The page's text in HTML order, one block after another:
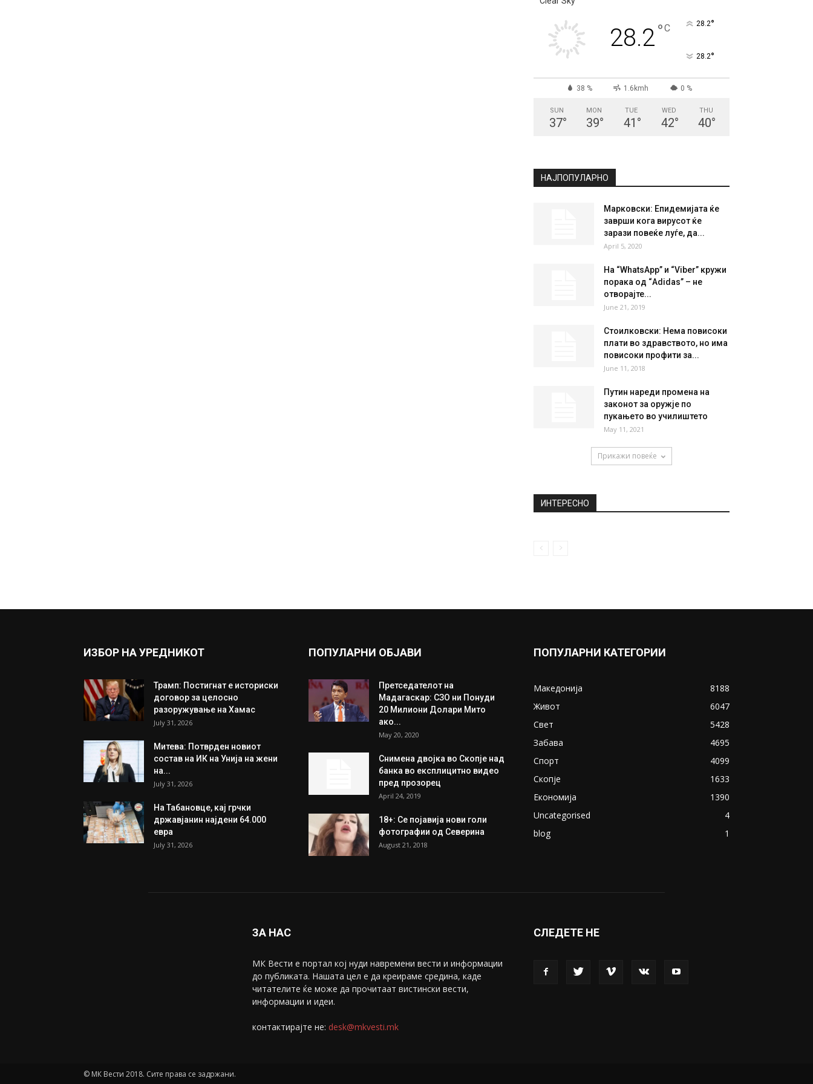
28.2°C 28.2°
28.2°
38 % 1.6kmh 0 %
SUN
37°
MON
39°
TUE
41 °
WED
42°
THU
40°
НАЈПОПУЛАРНО
Марковски: Епидемијата ќе
заврши кога вирусот ќе
зарази повеќе луѓе, да...
April 5, 2020
На “WhatsApp” и “Viber” кружи
порака од “Adidas” – не
отворајте...
June 21, 2019
Стоилковски: Нема повисоки
плати во здравството, но има
повисоки профити за...
June 11, 2018
Путин нареди промена на
законот за оружје по
пукањето во училиштето
May 11, 2021
Прикажи повеќе
ИНТЕРЕСНО
ИЗБОР НА УРЕДНИКОТ
Трамп: Постигнат е историски
договор за целосно
разоружување на Хамас
July 31, 2026
Митева: Потврден новиот
состав на ИК на Унија на жени
на...
July 31, 2026
На Табановце, кај грчки
државјанин најдени 64.000
евра
July 31, 2026
ПОПУЛАРНИ ОБЈАВИ
Претседателот на
Мадагаскар: СЗО ни Понуди
20 Милиони Долари Мито
ако...
May 20, 2020
Снимена двојка во Скопје над
банка во експлицитно видео
пред прозорец
April 24, 2019
18+: Се појавија нови голи
фотографии од Северина
August 21, 2018
ПОПУЛАРНИ КАТЕГОРИИ
Македонија
8188
Живот
6047
Свет
5428
Забава
4695
Спорт
4099
Скопје
1633
Економија
1390
Uncategorised
4
blog
1
ЗА НАС
МК Вести е портал коj нуди навремени вести и информации
до публиката. Нашата цел е да креираме средина, каде
читателите ќе може да прочитаат вистински вести,
информации и идеи.
контактирајте не: desk@mkvesti.mk
СЛЕДЕТЕ НЕ
© МК Вести 2018. Сите права се задржани.